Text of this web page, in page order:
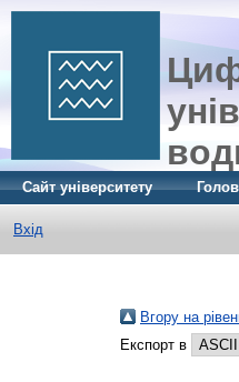
Сайт університету
Вхід
Вгору на
Експорт в